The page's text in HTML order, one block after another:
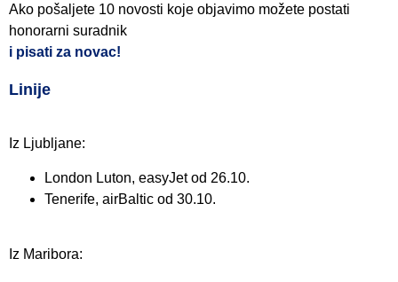
Ako pošaljete 10 novosti koje objavimo možete postati
honorarni suradnik
i pisati za novac!
Linije
Iz Ljubljane:
London Luton, easyJet od 26.10.
Tenerife, airBaltic od 30.10.
Iz Maribora: